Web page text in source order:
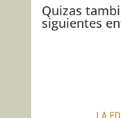
Quizas
siguientes